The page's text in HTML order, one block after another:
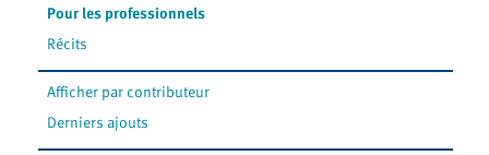
Pour les professionnels
Récits
Afficher par contributeur
Derniers ajouts